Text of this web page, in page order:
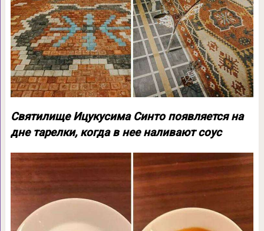
Святилище Ицукусима Синто появляется на
дне тарелки, когда в нее наливают соус